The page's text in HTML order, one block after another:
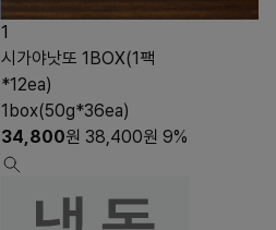
1
시가야낫또 1BOX(1팩
*12ea)
1box(50g*36ea)
34,800원 38,400원 9%